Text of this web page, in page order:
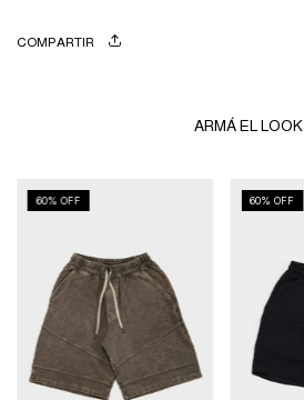
COMPARTIR
ARMÁ EL LOOK
60% OFF 60% OFF